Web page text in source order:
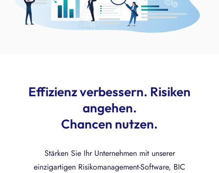
Effizienz verbessern. Risiken
angehen.
Chancen nutzen.
Stärken Sie Ihr Unternehmen mit unserer
einzigartigen Risikomanagement-Software, BIC